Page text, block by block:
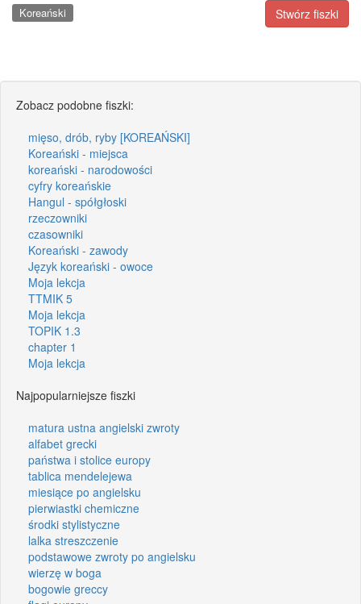
Stwórz fiszki
Koreański
Zobacz podobne fiszki:
mięso, drób, ryby [KOREAŃSKI]
Koreański - miejsca
koreański - narodowości
cyfry koreańskie
Hangul - spółgłoski
rzeczowniki
czasowniki
Koreański - zawody
Język koreański - owoce
Moja lekcja
TTMIK 5
Moja lekcja
TOPIK 1.3
chapter 1
Moja lekcja
Najpopularniejsze fiszki
matura ustna angielski zwroty
alfabet grecki
państwa i stolice europy
tablica mendelejewa
miesiące po angielsku
pierwiastki chemiczne
środki stylistyczne
lalka streszczenie
podstawowe zwroty po angielsku
wierzę w boga
bogowie greccy